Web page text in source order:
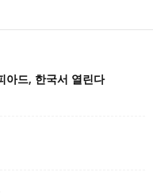
아드, 한국서 열린다